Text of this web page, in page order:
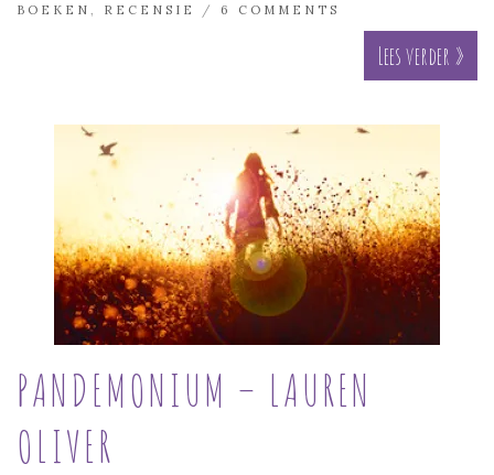
BOEKEN
RECENSIE / 6 COMMENTS
Lees verder »
PANDEMONIUM – LAUREN
OLIVER